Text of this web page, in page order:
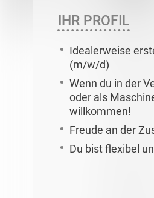
IHR PROFIL
Idealerweise
(m/w/d)
Wenn du in der
oder als
willkommen!
Freude an der
Du bist flexibel